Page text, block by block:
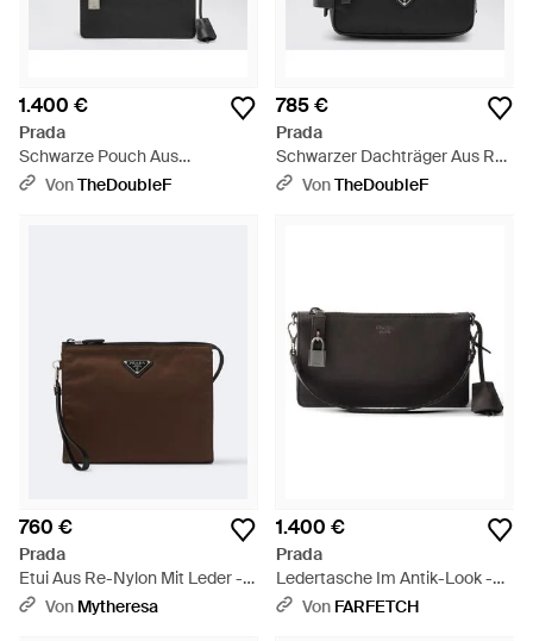
1.400 €
Prada
Schwarze Pouch Aus
Gealtertem Leder - Schwarz
VonTheDoubleF
785 €
Prada
Schwarzer Dachträger Aus Re-
Nylon Und Leder - Schwarz
VonTheDoubleF
760 €
Prada
Etui Aus Re-Nylon Mit Leder -
Braun
Von Mytheresa
1.400 €
Prada
Ledertasche Im Antik-Look -
Schwarz
Von FARFETCH